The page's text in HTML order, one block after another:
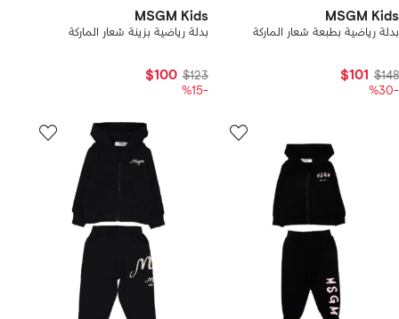
MSGM Kids
بدلة رياضية بطبعة شعار الماركة
$148
$101
-%30
MSGM Kids
بدلة رياضية بزينة شعار الماركة
$123
$100
-%15